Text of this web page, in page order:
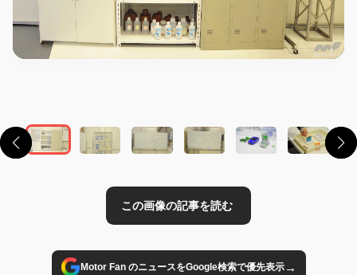
Motor Fan のニュースをGoogle検索で優先表示→